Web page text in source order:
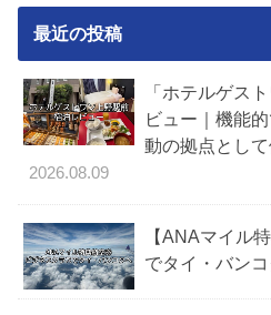
最近の投稿
「ホテルゲス
ビュー｜機能
動の拠点とし
2026.08.09
【ANAマイル
でタイ・バン